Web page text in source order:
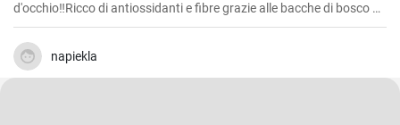
d'occhio‼️Ricco di antiossidanti e fibre grazie alle bacche di bosco 😍
🤤🫐‼️
napiekla